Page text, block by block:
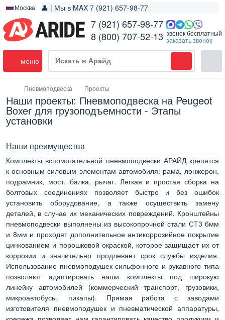
Москва 👤 | Мы в MAX 7 (921) 657-98-77
7 (921) 657-98-77
8 (800) 707-52-13 звонок бесплатный
заказать звонок
меню
Пневмоподвеска Проекты
Наши проекты: Пневмоподвеска на Peugeot
Boxer для грузоподъемности - Этапы
установки
Наши преимущества
Комплекты вспомогательной пневмоподвески АРАЙД крепятся
к основным силовым элементам автомобиля: рама, лонжерон,
подрамник, мост, балка, рычаг. Легкая и простая сборка на
болтовых соединениях позволяет быстро и без ошибок
установить оборудование, а также осуществить замену
деталей, в случае их механических повреждений. Кронштейны
пневмоподвески выполнены из высокопрочной стали СТ3 6мм
и 8мм и проходят дополнительное антикоррозийное покрытие
цинкованием и порошковой окраской, которое защищает их от
коррозии и значительно продлевает срок службы изделия.
Использование пневмоподушек сильфонного и рукавного типа
позволяют адаптировать наши комплекты под широкую
линейку автомобилей (коммерческий транспорт, грузовики,
микроавтобусы, пикапы). Прямая работа с заводами
изготовителя пневмоподушек и пневматической аппаратуры,